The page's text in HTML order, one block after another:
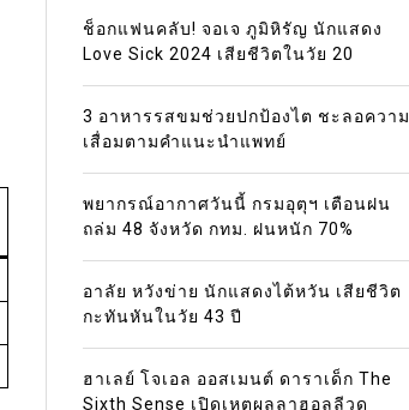
ช็อกแฟนคลับ! จอเจ ภูมิหิรัญ นักแสดง
Love Sick 2024 เสียชีวิตในวัย 20
3 อาหารรสขมช่วยปกป้องไต ชะลอความ
เสื่อมตามคำแนะนำแพทย์
พยากรณ์อากาศวันนี้ กรมอุตุฯ เตือนฝน
ถล่ม 48 จังหวัด กทม. ฝนหนัก 70%
อาลัย หวังข่าย นักแสดงไต้หวัน เสียชีวิต
กะทันหันในวัย 43 ปี
ฮาเลย์ โจเอล ออสเมนต์ ดาราเด็ก The
Sixth Sense เปิดเหตุผลลาฮอลลีวูด